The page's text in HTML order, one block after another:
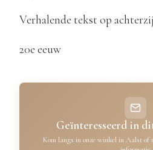
Verhalende tekst op
20e eeuw
Geïnteresseerd in
Kom langs in onze winkel in Aalst of